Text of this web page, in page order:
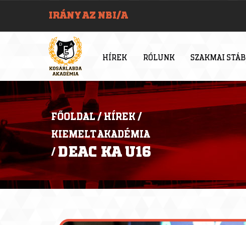
IRÁNY AZ NBI/A
HÍREK RÓLUNK SZAKMAI STÁB
FŐOLDAL / HÍREK /
KIEMELT AKADÉMIA
/ DEAC KA U16